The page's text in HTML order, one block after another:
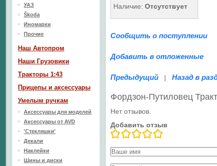
Наличие: Отсутствует
Сообщить о поступлении
Добавить в отложенные
Предыдущий | Назад в
Фордзон-Путиловец
Нет отзывов.
Добавить отзыв
УАЗ
Škoda
Иномарки
Прочие
Наш Aвтопром
Наши Грузовики
Тракторы 1:43
Прицепы и аксессуары
Умелым ручкам
Аксессуары для моделей
Аксессуары от AVD
'Стекляшки'
Декали
Наклейки
Шины и диски